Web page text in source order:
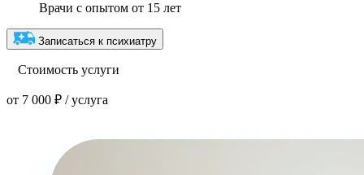
Врачи с опытом от 15 лет
Записаться к психиатру
Стоимость услуги
от 7 000 ₽ / услуга